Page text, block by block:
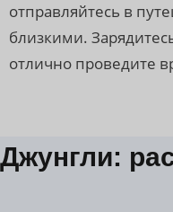
отправляйтесь в
близкими.
отлично проведите
Джунгли: